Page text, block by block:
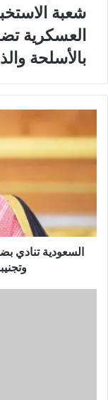
شعبة
العسكرية
بالأسلحة
السعودية تنادي